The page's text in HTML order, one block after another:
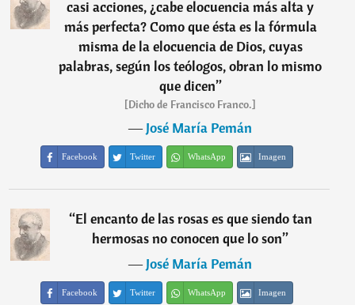
casi acciones, ¿cabe elocuencia más alta y
más perfecta? Como que ésta es la fórmula
misma de la elocuencia de Dios, cuyas
palabras, según los teólogos, obran lo mismo
que dicen”
[Dicho de Francisco Franco.]
―José María Pemán
Facebook Twitter WhatsApp Imagen
“El encanto de las rosas es que siendo tan
hermosas no conocen que lo son”
―José María Pemán
Facebook Twitter WhatsApp Imagen